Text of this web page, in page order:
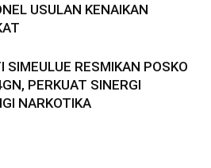
USULAN KENAIKAN
SIMEULUE RESMIKAN POSKO
PERKUAT SINERGI
NARKOTIKA